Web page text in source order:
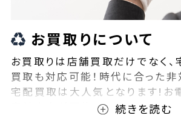
お買取りについて
お買取りは店舗買取だけでなく
買取も対応可能！時代に合った非
宅配買取は大人気となります!お
事前査定が可能となっております